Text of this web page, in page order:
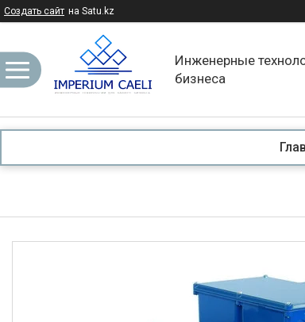
Создать сайт на Satu.kz
Инженерные
бизнеса